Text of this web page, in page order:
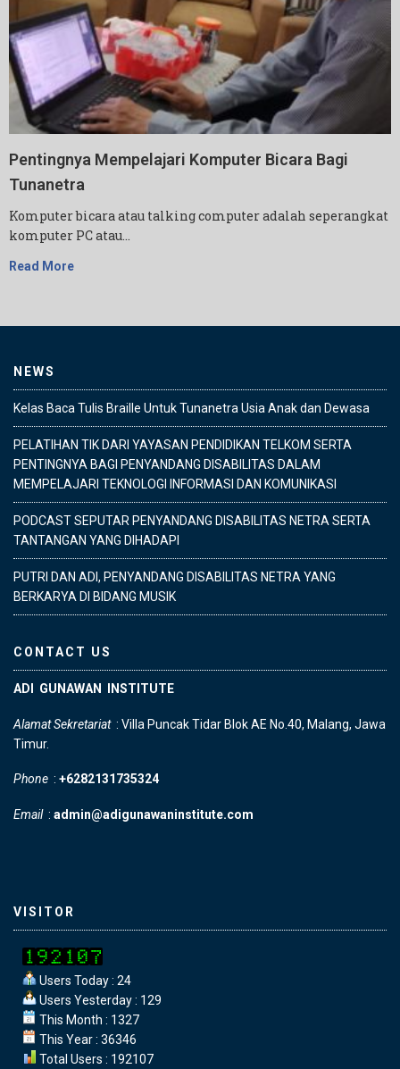
Pentingnya Mempelajari Komputer Bicara Bagi
Tunanetra
Komputer bicara atau talking computer adalah seperangkat
komputer PC atau…
Read More
NEWS
Kelas Baca Tulis Braille Untuk Tunanetra Usia Anak dan Dewasa
PELATIHAN TIK DARI YAYASAN PENDIDIKAN TELKOM SERTA
PENTINGNYA BAGI PENYANDANG DISABILITAS DALAM
MEMPELAJARI TEKNOLOGI INFORMASI DAN KOMUNIKASI
PODCAST SEPUTAR PENYANDANG DISABILITAS NETRA SERTA
TANTANGAN YANG DIHADAPI
PUTRI DAN ADI, PENYANDANG DISABILITAS NETRA YANG
BERKARYA DI BIDANG MUSIK
CONTACT US
ADI GUNAWAN INSTITUTE
Alamat Sekretariat: Villa Puncak Tidar Blok AE No.40, Malang, Jawa
Timur.
Phone : +6282131735324
Email: admin@adigunawaninstitute.com
VISITOR
Users Today : 24
Users Yesterday : 129
This Month : 1327
This Year : 36346
Total Users : 192107